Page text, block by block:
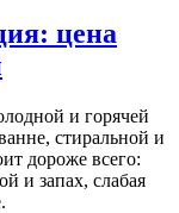
цена
и горячей
стиральной и
дороже всего:
и запах, слабая